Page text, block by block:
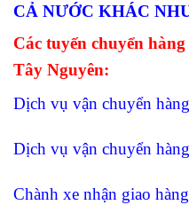
CẢ NƯỚC KHÁC
Các tuyến chuyển
Tây Nguyên:
Dịch vụ vận chuyển
Dịch vụ vận chuyển
Chành xe nhận giao